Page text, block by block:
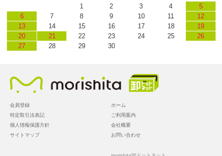
1
2 3 4
5
6
7 8 9 10 11
12
13
14 15 16 17 18
19
20
21 22 23 24 25
26
27
28 29 30
ホーム
ご利用案内
会社概要
お問い合わせ
会員登録
特定取引法表記
個人情報保護方針
サイトマップ